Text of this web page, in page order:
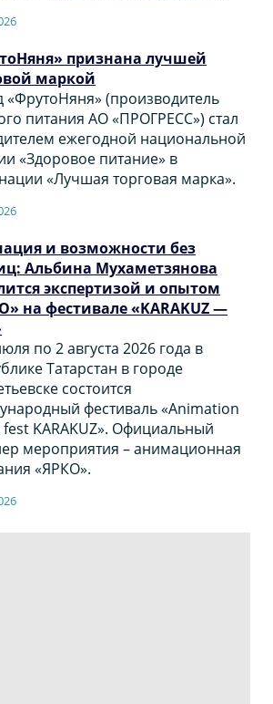
признана лучшей
маркой
«ФрутоНяня» (производитель
питания АО «ПРОГРЕСС») стал
ежегодной национальной
«Здоровое питание» в
«Лучшая торговая марка».
и возможности без
Альбина Мухаметзянова
экспертизой и опытом
на фестивале «KARAKUZ —
по 2 августа 2026 года в
Татарстан в городе
состоится
фестиваль «Animation
KARAKUZ». Официальный
мероприятия – анимационная
«ЯРКО».